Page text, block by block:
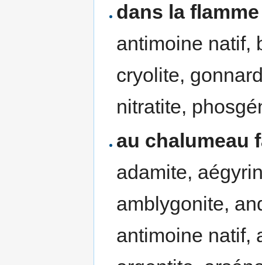
dans la
antimoine natif,
cryolite,
nitratite,
au chalumeau
adamite,
amblygonite,
antimoine natif,